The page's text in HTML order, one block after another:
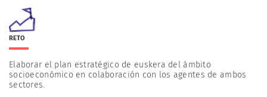
RETO
Elaborar el plan estratégico de euskera del ámbito
socioeconómico en colaboración con los agentes de ambos
sectores.